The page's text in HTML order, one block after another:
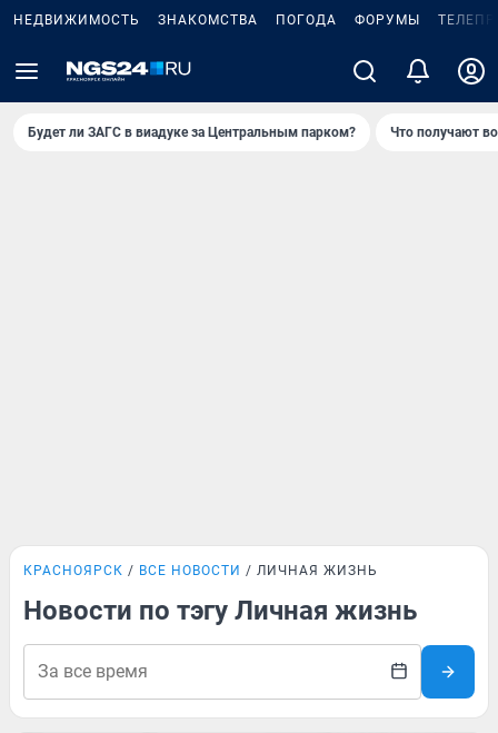
НЕДВИЖИМОСТЬ ЗНАКОМСТВА ПОГОДА ФОРУМЫ
Будет ли ЗАГС в виадуке за Центральным парком? Что получают
КРАСНОЯРСК ВСЕ НОВОСТИ ЛИЧНАЯ ЖИЗНЬ
Новости по тэгу Личная жизнь